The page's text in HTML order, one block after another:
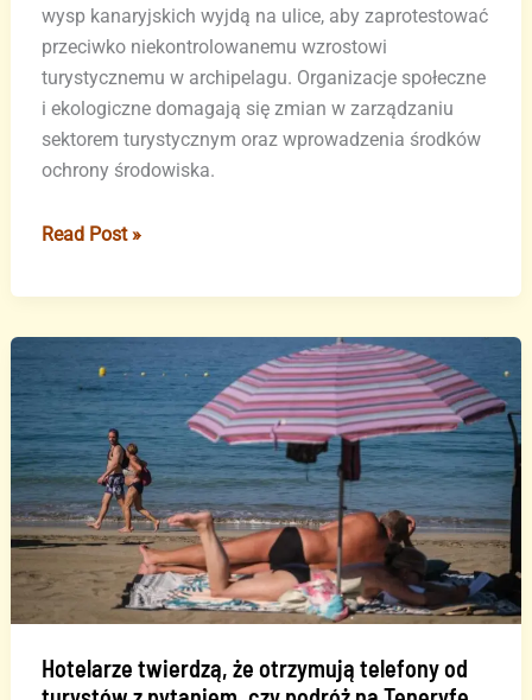
wysp kanaryjskich wyjdą na ulice, aby zaprotestować
przeciwko niekontrolowanemu wzrostowi
turystycznemu w archipelagu. Organizacje społeczne
i ekologiczne domagają się zmian w zarządzaniu
sektorem turystycznym oraz wprowadzenia środków
ochrony środowiska.
La
dołącza
20A
i
kończy
zjednoczenie
wszystkich
wysp
proteście
Read Post »
Hotelarze twierdzą, że otrzymują telefony od